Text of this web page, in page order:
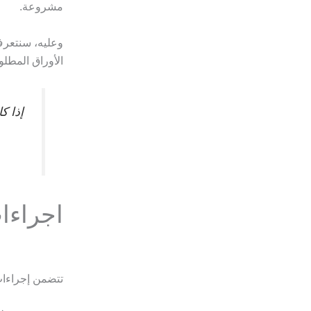
مشروعة.
وعليه،
الأوراق
إذا
تتضمن